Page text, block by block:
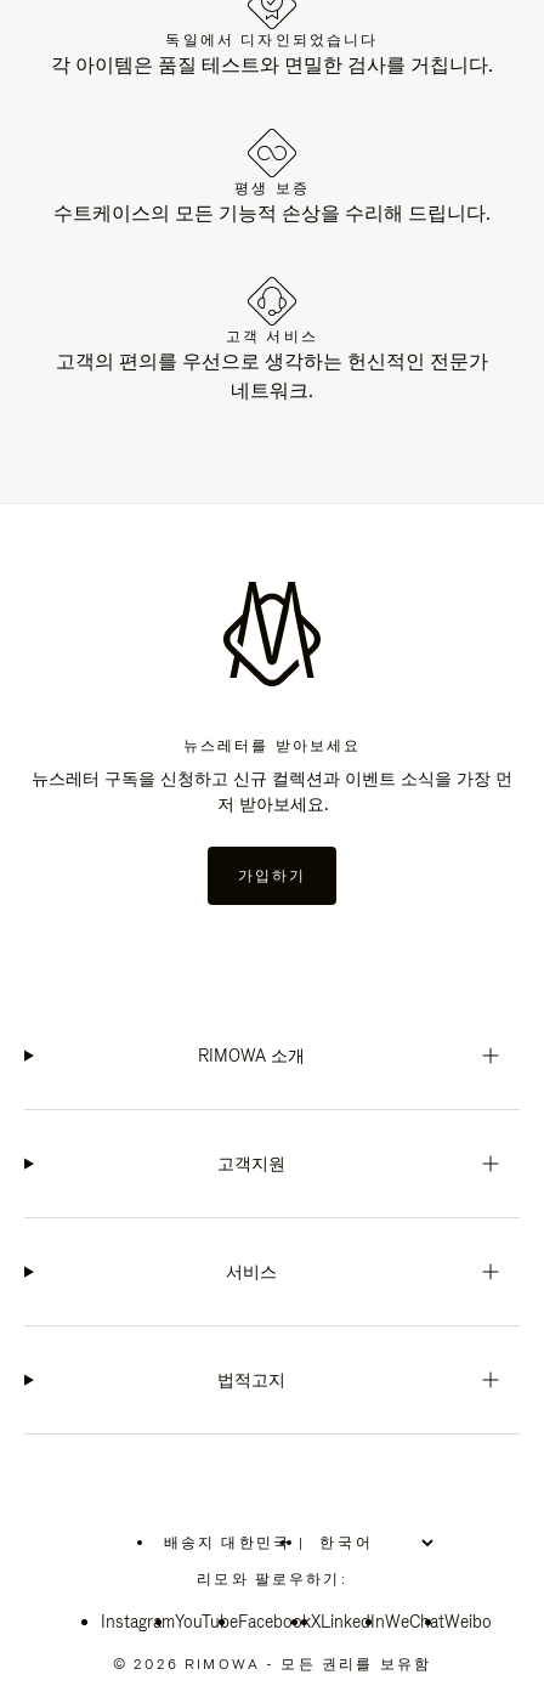
독일에서 디자인되었습니다
각 아이템은 품질 테스트와 면밀한 검사를 거칩니다.
평생 보증
수트케이스의 모든 기능적 손상을 수리해 드립니다.
고객 서비스
고객의 편의를 우선으로 생각하는 헌신적인 전문가
네트워크.
뉴스레터를 받아보세요
뉴스레터 구독을 신청하고 신규 컬렉션과 이벤트 소식을 가장 먼
저 받아보세요.
가입하기
RIMOWA 소개
고객지원
서비스
법적고지
배송지 대한민국
위
치
선
십
|
리모와 팔로우하기:
InstagramYouTubeFacebookXLinkedInWeChatWeibo
© 2026 RIMOWA - 모든 권리를 보유함